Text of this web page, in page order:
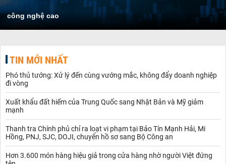
công nghệ cao
TIN MỚI NHẤT
Phó thủ tướng: Xử lý đến cùng vướng mắc, không đẩy doanh nghiệp
đi vòng
Xuất khẩu đất hiếm của Trung Quốc sang Nhật Bản và Mỹ giảm
mạnh
Thanh tra Chính phủ chỉ ra loạt vi phạm tại Bảo Tín Mạnh Hải, Mi
Hồng, PNJ, SJC, DOJI, chuyển hồ sơ sang Bộ Công an
Hơn 3.600 món hàng hiệu giả trong cửa hàng nhờ người Việt đứng